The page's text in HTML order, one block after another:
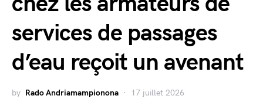
services de passages
d’eau reçoit un avenant
by Rado Andriamampionona 17 juillet 2026